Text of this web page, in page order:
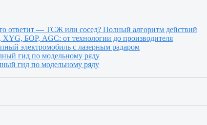
ответит — ТСЖ или сосед? Полный алгоритм действий
XYG, БОР, AGC: от технологии до производителя
электромобиль с лазерным радаром
гид по модельному ряду
гид по модельному ряду